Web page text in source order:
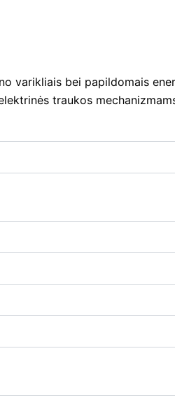
varikliais bei papildomais
traukos